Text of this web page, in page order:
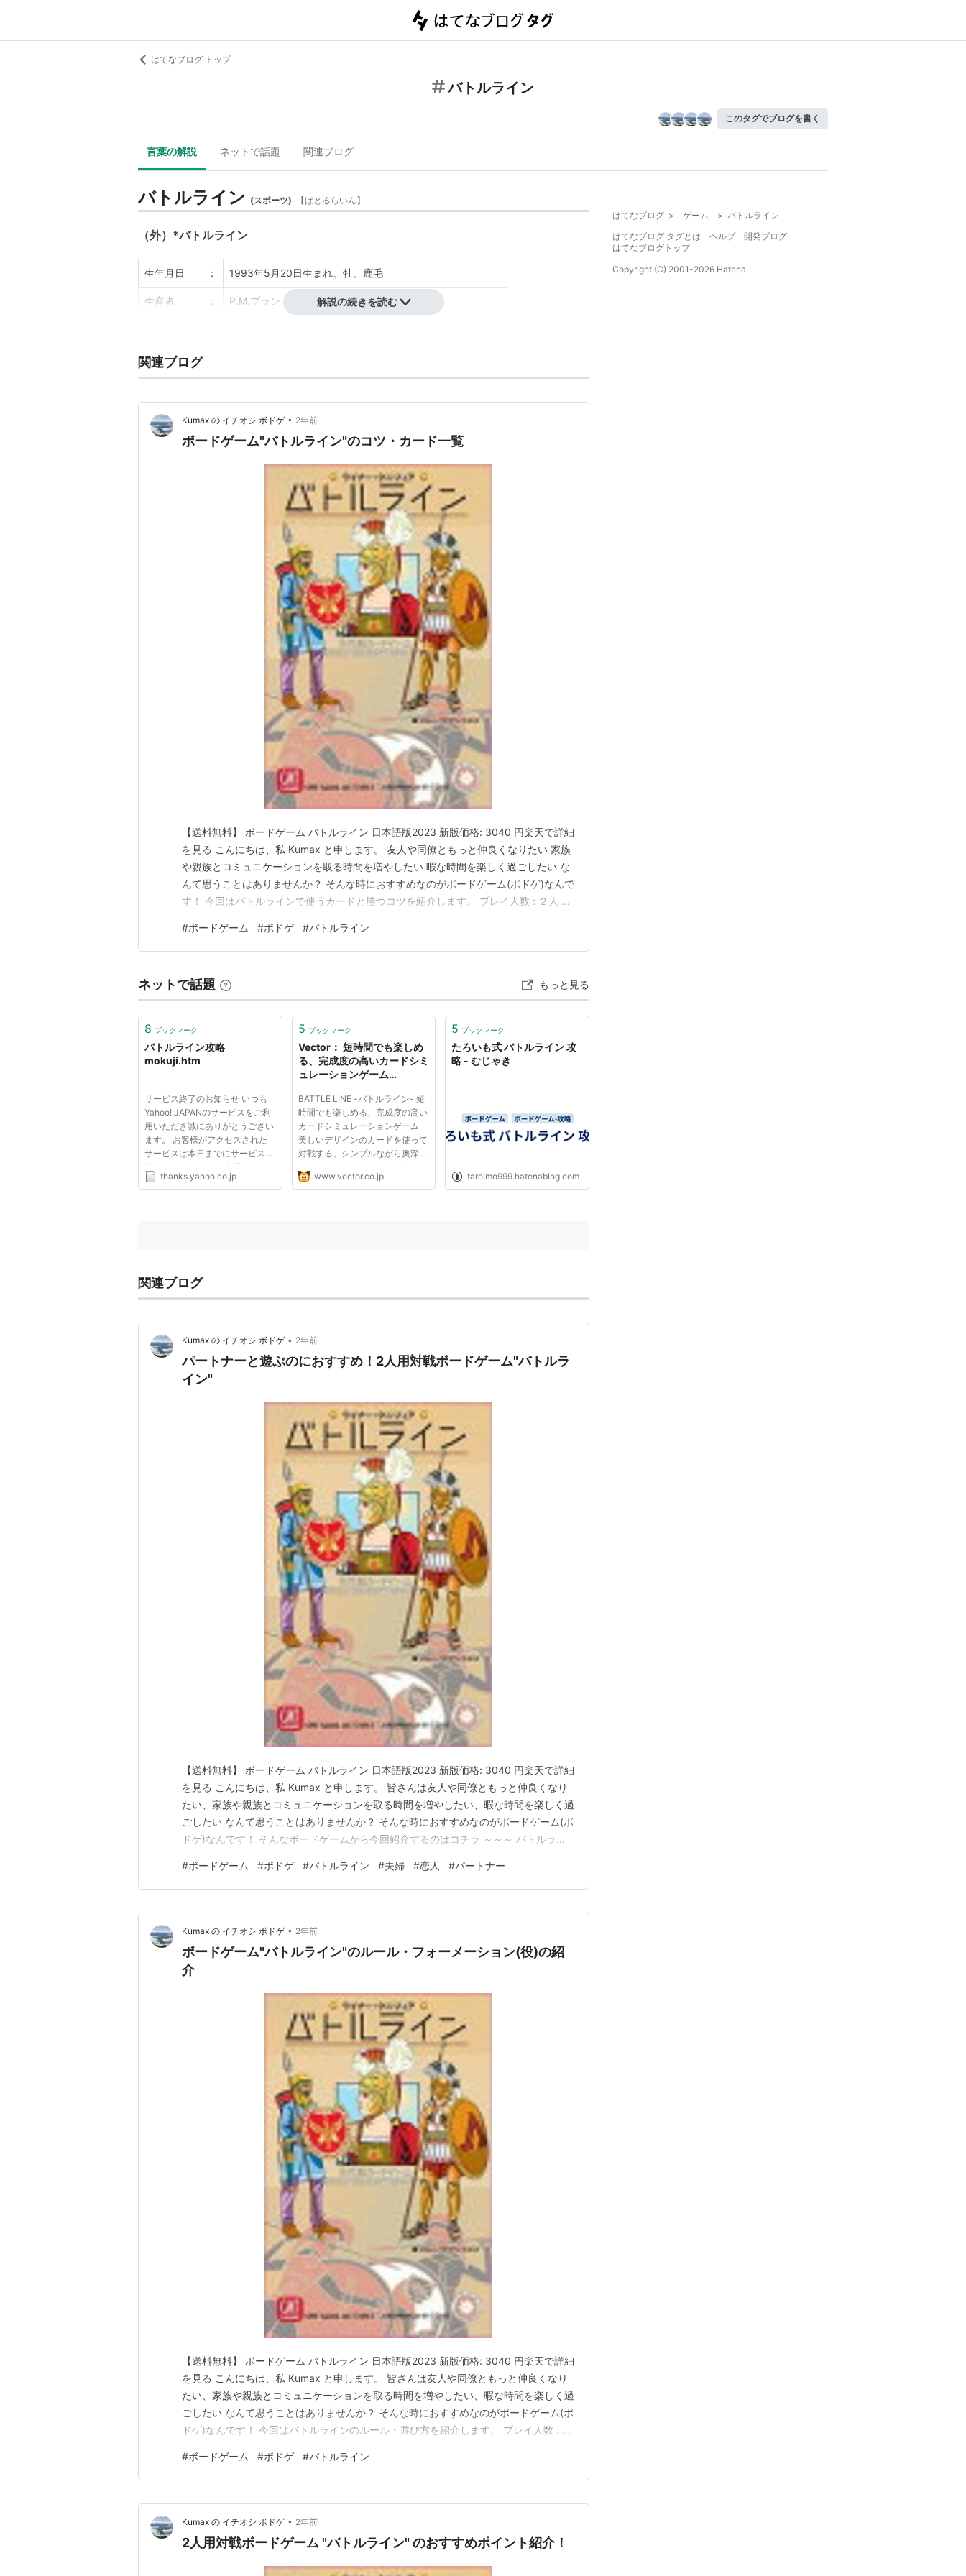
はてなブログ トップ
バトルライン
このタグでブログを書く
言葉の解説 ネットで話題 関連ブログ
バトルライン (スポーツ) 【ばとるらいん】
（外） *バトルライン
生年月日 ： 1993年5月20日生まれ、牡、鹿毛
生産者 ： P.M.プラント（アメリカ）
母
馬主
管理調教師 ： 松田博資（栗東）
28戦9勝（うち地方7戦2勝）
プロキオンS かしわ記念 エルムS 全日本サラブレッドC
（2着・南部杯 帝王賞）
半兄サンダーガルチ（* Thunder Gulch）
バトルラインは栗東トレーニングセンター松田博資厩舎に所属していた競走馬。アメリ
カクラシック二冠馬サンダーガルチの半弟にあたる外国産馬。現在は種牡馬としてビッ
グレッドファームに繋養されている。
Damascus Sword Dancer Sunglow
Highland Fling
Kerala My Babu
Blade of Time
Gonfalon Francis S. Royal Charger
ラインオブサンダー
*Line of Thunder
Storm Bird Northern Dancer
Natalma
South Ocean
Shoot a Line High Line *High Hat
Death Ray Temerlane
リスト::競走馬
バトルラインとは
古代ローマ時代の戦争をモティーフにしたカードゲーム。戦闘の主体を「戦線（バトル
で戦場の雰囲気を伝えるものに仕上がっている。
6色1〜10の60枚からなる戦力カードと戦況を大きく左右する戦術カード、9本のフラッ
各プレイヤーは毎ターン1枚のカードを場に出し、9本のフラッグのいずれかの前に
並べ、その後カードを1枚引く。
各フラッグには3枚までの戦力カードを並べることができ、この3枚で陣形を形成す
陣形には楔陣形（ストレートフラッシュ）、密集陣形（スリーカード）、大隊（フラ
ッシュ）、散兵（ストレート）、集団（役なし）の5種があり、この順に強さを持
双方3毎づつで陣形が完成したとき、より強い陣形の方がフラッグを確保する。陣形
が同じであれば数字の合計が大きい方が確保。
但し、相手が3枚揃う前であっても、理論的にこちらの優位の絶対性を証明できれ
ば（例：自軍が楔陣形を敷き、敵軍が既に色違いのカード2枚を置いている場合、
敵軍はこちらの陣形を上回ることができない）その時点でフラッグは確保され
る。
9本のうち5本を確保するか（戦線全体での優勢）連続した3本を確保すれば（戦線の
突破）勝利。
戦術カードには様々な（強力な）効果があるが、使用できる枚数は「敵軍が使用した
数+1」に限られる。
類型
前作に戦術カードのない「ショッテントッテ」、発展型に各カードに効果を持たせ、確
保したフラッグの位置により特典を持たせるなどルールを複雑化した「スカラベ・ロー
解説の続きを読む
関連ブログ
Kumax の イチオシ ボドゲ • 2年前
ボードゲーム"バトルライン"のコツ・カード一覧
【送料無料】 ボードゲーム バトルライン 日本語版2023 新版価格: 3040 円楽天で詳細
を見る こんにちは、私 Kumax と申します。 友人や同僚ともっと仲良くなりたい 家族
や親族とコミュニケーションを取る時間を増やしたい 暇な時間を楽しく過ごしたい な
んて思うことはありませんか？ そんな時におすすめなのがボードゲーム(ボドゲ)なんで
す！ 今回はバトルラインで使うカードと勝つコツを紹介します。 プレイ人数 : ２人 所
低学年でも遊べます。 恋人や夫婦、親友と２人で戦略系のゲームで遊びたい人におす
すめです…
#ボードゲーム #ボドゲ #バトルライン
ネットで話題 もっと見る
8 ブックマーク
バトルライン攻略
mokuji.htm
サービス終了のお知らせ いつも
Yahoo! JAPANのサービスをご利
用いただき誠にありがとうござい
ます。 お客様がアクセスされた
サービスは本日までにサービスを
終了いたしました。 今後とも
Yahoo! JAPANのサービスをご愛
thanks.yahoo.co.jp
5 ブックマーク
Vector： 短時間でも楽しめ
る、完成度の高いカードシミ
ュレーションゲーム
ン-」 - 新着ソフトレビュー
BATTLE LINE -バトルライン- 短
時間でも楽しめる、完成度の高い
カードシミュレーションゲーム
美しいデザインのカードを使って
対戦する、シンプルながら奥深い
カードシミュレーションゲーム。
40枚のカードでオリジナルデッ
www.vector.co.jp
5 ブックマーク
たろいも式 バトルライン 攻
略 - むじゃき
taroimo999.hatenablog.com
関連ブログ
Kumax の イチオシ ボドゲ • 2年前
パートナーと遊ぶのにおすすめ！2人用対戦ボードゲーム"バトルラ
イン"
【送料無料】 ボードゲーム バトルライン 日本語版2023 新版価格: 3040 円楽天で詳細
を見る こんにちは、私 Kumax と申します。 皆さんは友人や同僚ともっと仲良くなり
たい、家族や親族とコミュニケーションを取る時間を増やしたい、暇な時間を楽しく過
ごしたい なんて思うことはありませんか？ そんな時におすすめなのがボードゲーム(ボ
ドゲ)なんです！ そんなボードゲームから今回紹介するのはコチラ ～～～ バトルライ
理解出来ればいいので小学校低学年でも遊べます。 恋人や夫婦、親友と２人で戦略系
のゲー…
#ボードゲーム #ボドゲ #バトルライン #夫婦 #恋人 #パートナー
Kumax の イチオシ ボドゲ • 2年前
ボードゲーム"バトルライン"のルール・フォーメーション(役)の紹
介
【送料無料】 ボードゲーム バトルライン 日本語版2023 新版価格: 3040 円楽天で詳細
を見る こんにちは、私 Kumax と申します。 皆さんは友人や同僚ともっと仲良くなり
たい、家族や親族とコミュニケーションを取る時間を増やしたい、暇な時間を楽しく過
ごしたい なんて思うことはありませんか？ そんな時におすすめなのがボードゲーム(ボ
ドゲ)なんです！ 今回はバトルラインのルール・遊び方を紹介します。 プレイ人数 : 2
学校低学年でも遊べます。 恋人や夫婦、親友と２人で戦略系のゲームで遊びたい人に
おすすめで…
#ボードゲーム #ボドゲ #バトルライン
Kumax の イチオシ ボドゲ • 2年前
2人用対戦ボードゲーム "バトルライン" のおすすめポイント紹介！
はてなブログ > ゲーム > バトルライン
はてなブログ タグとは
ヘルプ
開発ブログ
はてなブログトップ
Copyright (C) 2001-2026 Hatena.